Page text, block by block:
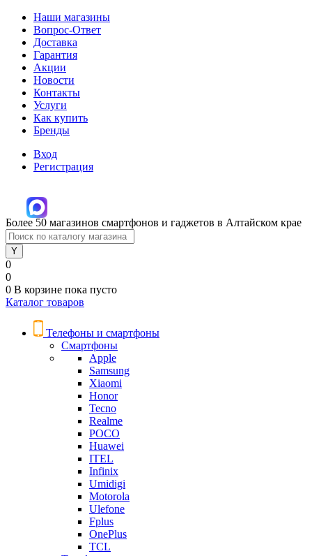
Наши магазины
Вопрос-Ответ
Доставка
Гарантия
Акции
Новости
Контакты
Услуги
Как купить
Бренды
Вход
Регистрация
Более 50 магазинов смартфонов и гаджетов в Алтайском крае
0
0
0 В корзине пока пусто
Каталог товаров
Телефоны и смартфоны
Смартфоны
Apple
Samsung
Xiaomi
Honor
Tecno
Realme
POCO
Huawei
ITEL
Infinix
Umidigi
Motorola
Ulefone
Fplus
OnePlus
TCL